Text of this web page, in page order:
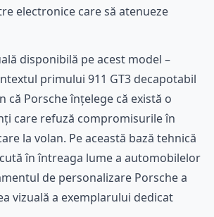
electronice care să atenueze
disponibilă pe acest model –
primului 911 GT3 decapotabil
că Porsche înțelege că există o
care refuză compromisurile în
la volan. Pe această bază tehnică
în întreaga lume a automobilelor
de personalizare Porsche a
vizuală a exemplarului dedicat